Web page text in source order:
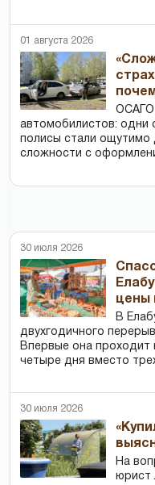
01 августа 2026
ОСАГО
автомобилистов: одни
полисы стали ощутимо
сложности с
30 июля 2026
цены
В
двухгодичного
Впервые она
четыре дня вместо
30 июля 2026
На
юрист